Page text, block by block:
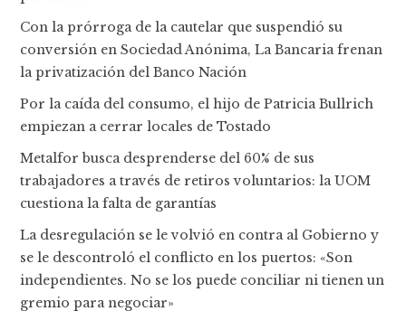
Con la prórroga de la cautelar que suspendió su
conversión en Sociedad Anónima, La Bancaria frenan
la privatización del Banco Nación
Por la caída del consumo, el hijo de Patricia Bullrich
empiezan a cerrar locales de Tostado
Metalfor busca desprenderse del 60% de sus
trabajadores a través de retiros voluntarios: la UOM
cuestiona la falta de garantías
La desregulación se le volvió en contra al Gobierno y
se le descontroló el conflicto en los puertos: «Son
independientes. No se los puede conciliar ni tienen un
gremio para negociar»